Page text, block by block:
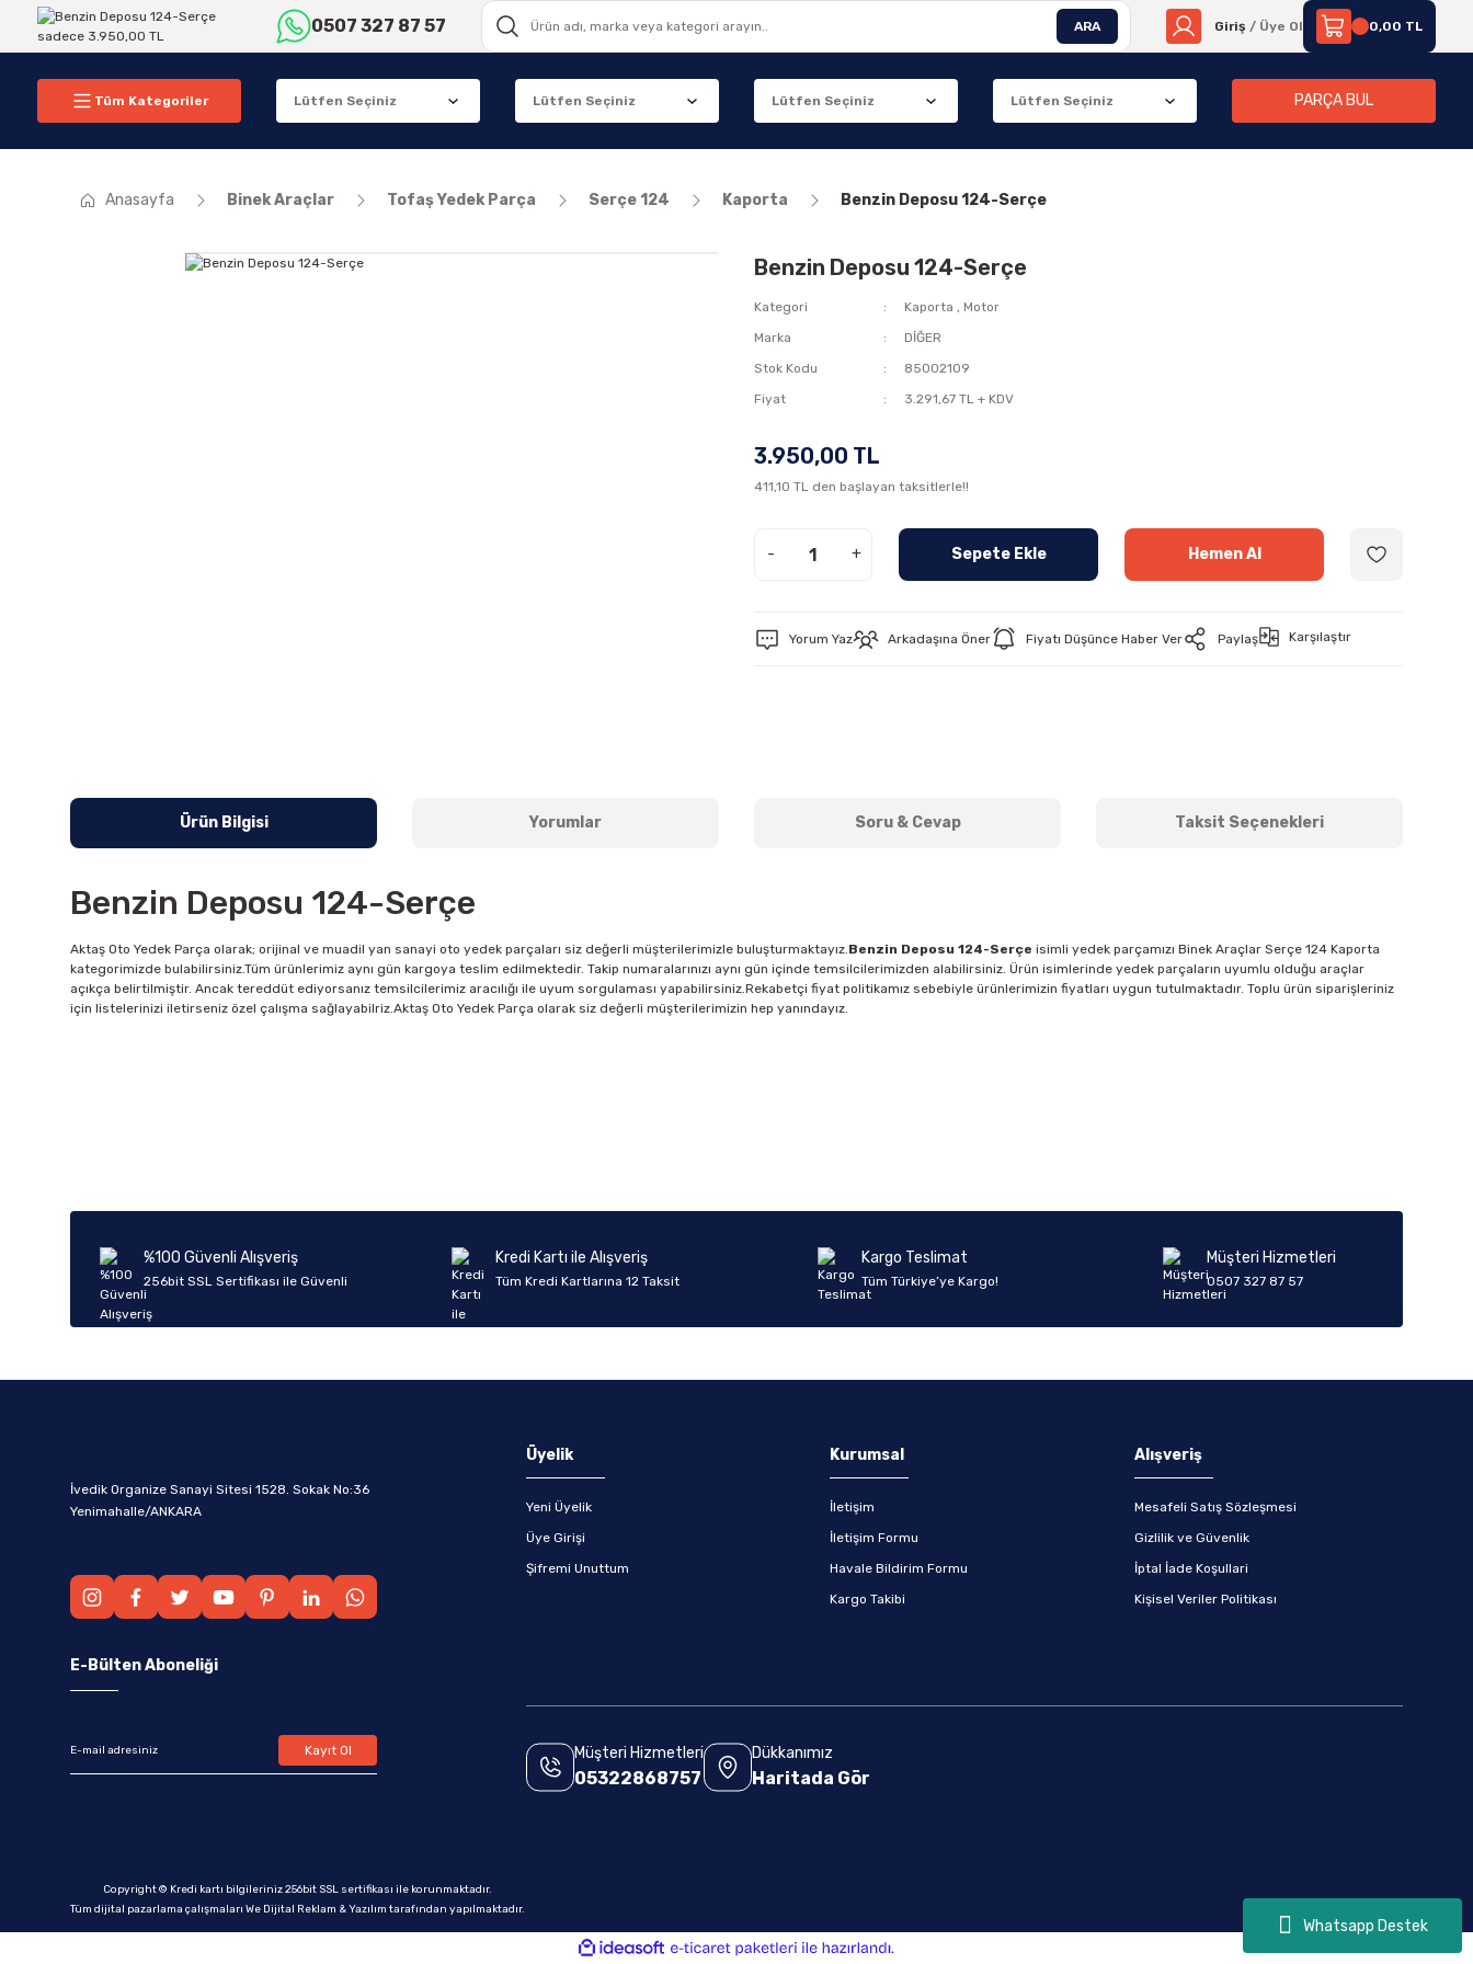
Whatsapp Destek
0507 327 87 57 ARA Giriş / Üye Ol 0,00 TL
Tüm Kategoriler PARÇA BUL
Anasayfa Binek Araçlar Tofaş Yedek Parça Serçe 124 Kaporta Benzin Deposu 124-Serçe
Benzin Deposu 124-Serçe
Kategori Kaporta , Motor
Marka
DİĞER
Stok Kodu
85002109
Fiyat
3.291,67 TL + KDV
3.950,00 TL
411,10 TL den başlayan taksitlerle!!
- + Sepete Ekle Hemen Al
Yorum Yaz Arkadaşına Öner Fiyatı Düşünce Haber Ver Paylaş Karşılaştır
Ürün Bilgisi Yorumlar Soru & Cevap Taksit Seçenekleri
Benzin Deposu 124-Serçe
Aktaş Oto Yedek Parça olarak; orijinal ve muadil yan sanayi oto yedek parçaları siz değerli müşterilerimizle buluşturmaktayız.Benzin Deposu 124-Serçe isimli yedek parçamızı Binek Araçlar Serçe 124 Kaporta
kategorimizde bulabilirsiniz.Tüm ürünlerimiz aynı gün kargoya teslim edilmektedir. Takip numaralarınızı aynı gün içinde temsilcilerimizden alabilirsiniz. Ürün isimlerinde yedek parçaların uyumlu olduğu araçlar
açıkça belirtilmiştir. Ancak tereddüt ediyorsanız temsilcilerimiz aracılığı ile uyum sorgulaması yapabilirsiniz.Rekabetçi fiyat politikamız sebebiyle ürünlerimizin fiyatları uygun tutulmaktadır. Toplu ürün siparişleriniz
için listelerinizi iletirseniz özel çalışma sağlayabilriz.Aktaş Oto Yedek Parça olarak siz değerli müşterilerimizin hep yanındayız.
%100 Güvenli Alışveriş
256bit SSL Sertifikası ile Güvenli
Kredi Kartı ile Alışveriş
Tüm Kredi Kartlarına 12 Taksit
Kargo Teslimat
Tüm Türkiye’ye Kargo!
Müşteri Hizmetleri
0507 327 87 57
İvedik Organize Sanayi Sitesi 1528. Sokak No:36
Yenimahalle/ANKARA
Üyelik
Yeni Üyelik
Üye Girişi
Şifremi Unuttum
Kurumsal
İletişim
İletişim Formu
Havale Bildirim Formu
Kargo Takibi
Alışveriş
Mesafeli Satış Sözleşmesi
Gizlilik ve Güvenlik
İptal İade Koşullari
Kişisel Veriler Politikası
E-Bülten Aboneliği
Kayıt Ol Müşteri Hizmetleri
05322868757
Dükkanımız
Haritada Gör
Copyright © Kredi kartı bilgileriniz 256bit SSL sertifikası ile korunmaktadır.
Tüm dijital pazarlama çalışmaları We Dijital Reklam & Yazılım tarafından yapılmaktadır.
ideasoft
e-